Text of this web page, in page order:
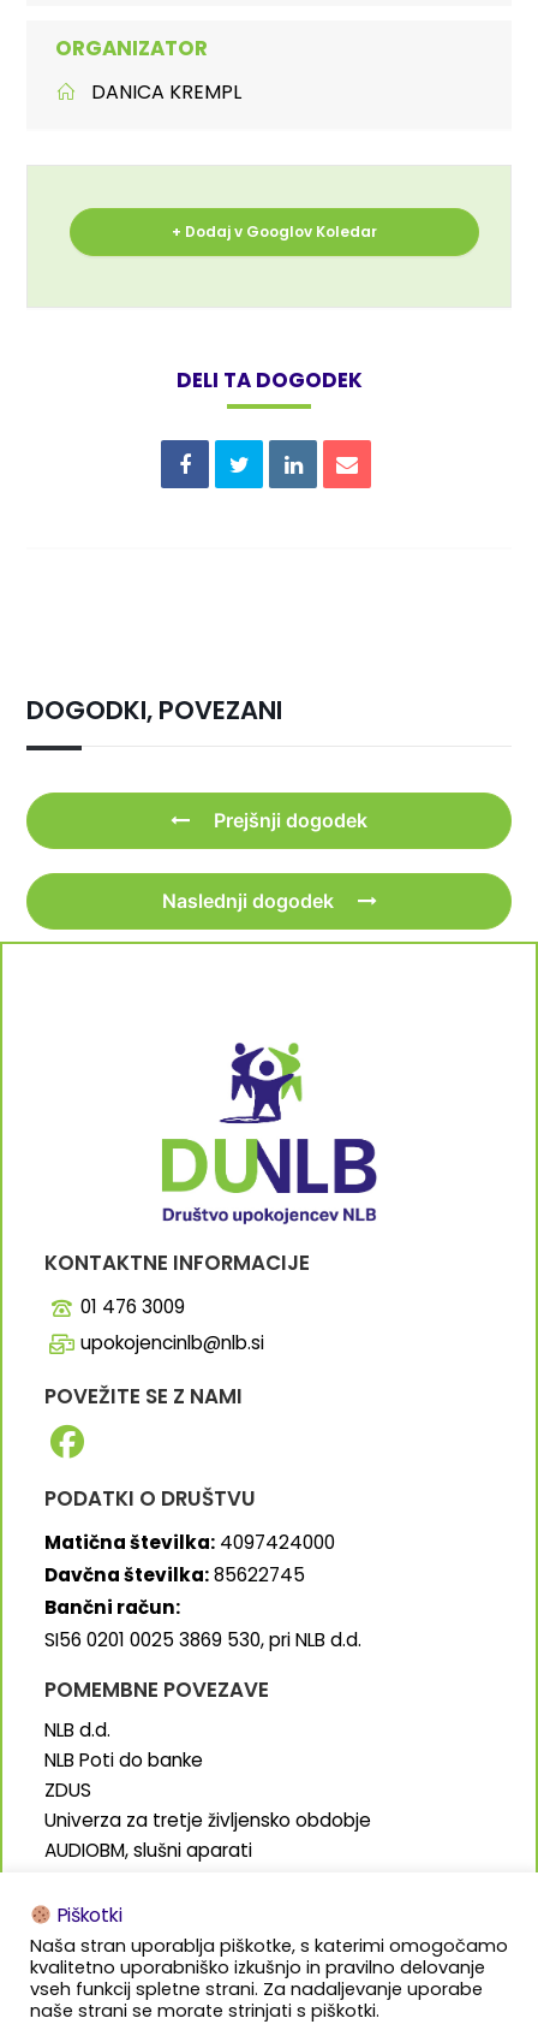
ORGANIZATOR
DANICA KREMPL
+ Dodaj v Googlov Koledar
DELI TA DOGODEK
DOGODKI, POVEZANI
Prejšnji dogodek
Naslednji dogodek
KONTAKTNE INFORMACIJE
01 476 3009
upokojencinlb@nlb.si
POVEŽITE SE Z NAMI
PODATKI O DRUŠTVU
Matična številka:4097424000
Davčna številka:85622745
Bančni račun:
SI56 0201 0025 3869 530, pri NLB d.d.
POMEMBNE POVEZAVE
NLB d.d.
NLB Poti do banke
ZDUS
Univerza za tretje življensko obdobje
AUDIOBM, slušni aparati
Piškotki
Naša stran uporablja piškotke, s katerimi omogočamo
kvalitetno uporabniško izkušnjo in pravilno delovanje
vseh funkcij spletne strani. Za nadaljevanje uporabe
naše strani se morate strinjati s piškotki.